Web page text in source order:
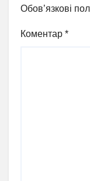
Обов’язкові
Коментар *